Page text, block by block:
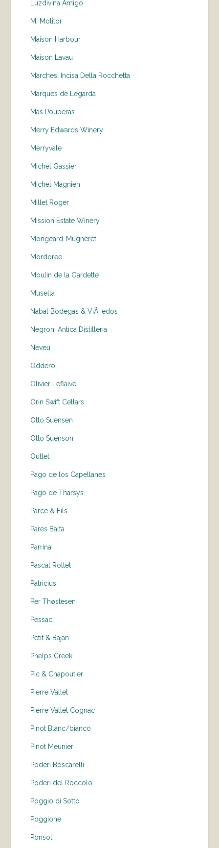
Luzdivina Amigo
M. Molitor
Maison Harbour
Maison Lavau
Marchesi Incisa Della Rocchetta
Marques de Legarda
Mas Pouperas
Merry Edwards Winery
Merryvale
Michel Gassier
Michel Magnien
Millet Roger
Mission Estate Winery
Mongeard-Mugneret
Mordoree
Moulin de la Gardette
Musella
Nabal Bodegas & ViÃ±edos
Negroni Antica Distilleria
Neveu
Oddero
Olivier Leflaive
Orin Swift Cellars
Otto Suensen
Otto Suenson
Outlet
Pago de los Capellanes
Pago de Tharsys
Parce & Fils
Pares Balta
Parrina
Pascal Rollet
Patricius
Per Thøstesen
Pessac
Petit & Bajan
Phelps Creek
Pic & Chapoutier
Pierre Vallet
Pierre Vallet Cognac
Pinot Blanc/bianco
Pinot Meunier
Poderi Boscarelli
Poderi del Roccolo
Poggio di Sotto
Poggione
Ponsot